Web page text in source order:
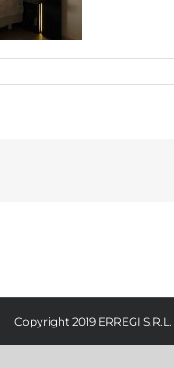
Copyright 2019 ERREGI